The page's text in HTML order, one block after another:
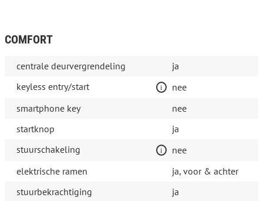
COMFORT
centrale deurvergrendeling
ja
keyless entry/start
nee
smartphone key
nee
startknop
ja
stuurschakeling
nee
elektrische ramen
ja, voor & achter
stuurbekrachtiging
ja